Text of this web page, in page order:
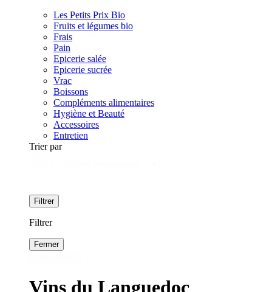
Les Petits Prix Bio
Fruits et légumes bio
Frais
Pain
Epicerie salée
Epicerie sucrée
Vrac
Boissons
Compléments alimentaires
Hygiène et Beauté
Accessoires
Entretien
Trier par
Filtrer
Filtrer
Fermer
Vins du Languedoc